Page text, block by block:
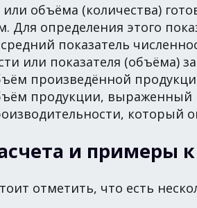
объёма (количества)
Для определения этого
показатель
или показателя (объёма)
произведённой
продукции, выраженный
который
и примеры
отметить, что есть